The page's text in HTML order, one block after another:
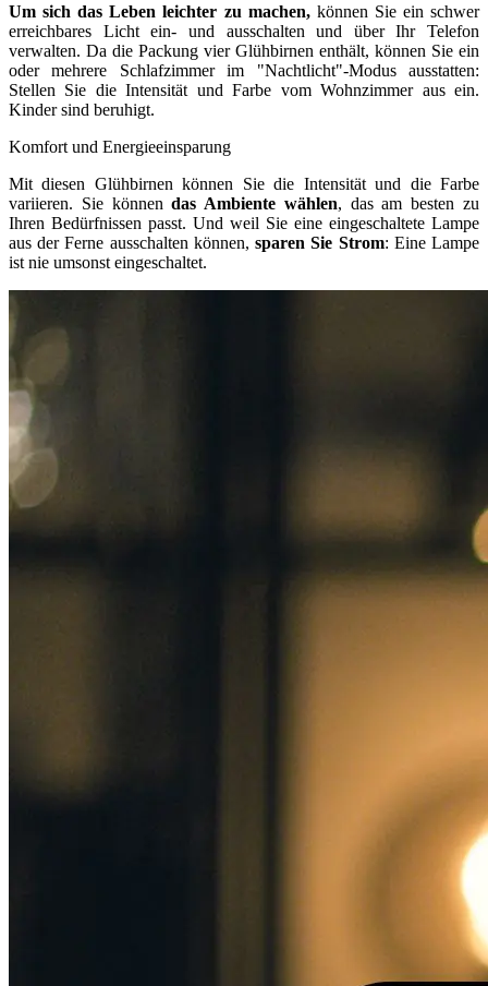
Um sich das Leben leichter zu machen,können Sie ein schwer
erreichbares Licht ein- und ausschalten und über Ihr Telefon
verwalten. Da die Packung vier Glühbirnen enthält, können Sie ein
oder mehrere Schlafzimmer im "Nachtlicht"-Modus ausstatten:
Stellen Sie die Intensität und Farbe vom Wohnzimmer aus ein.
Kinder sind beruhigt.
Komfort und Energieeinsparung
Mit diesen Glühbirnen können Sie die Intensität und die Farbe
variieren. Sie können das Ambiente wählen, das am besten zu
Ihren Bedürfnissen passt. Und weil Sie eine eingeschaltete Lampe
aus der Ferne ausschalten können,sparen Sie Strom: Eine Lampe
ist nie umsonst eingeschaltet.